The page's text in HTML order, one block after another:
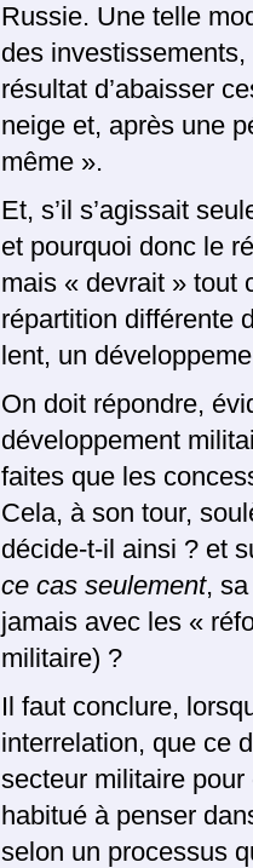
Russie. Une telle
des
résultat d’abaisser
neige et, après une
même ».
Et, s’il s’agissait
et pourquoi donc le
mais « devrait » tout
répartition différente
lent, un
On doit répondre,
développement
faites que les
Cela, à son tour,
décide-t-il ainsi ? et
ce cas seulement, sa
jamais avec les «
militaire) ?
Il faut conclure,
interrelation, que ce
secteur militaire
habitué à penser
selon un processus